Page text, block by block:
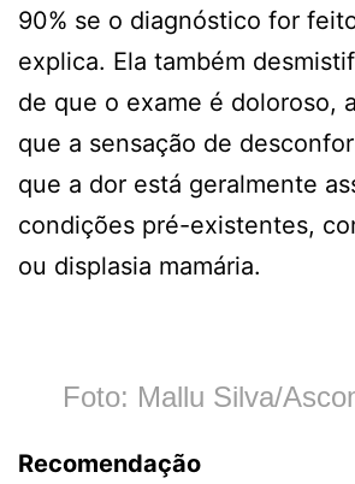
90% se o diagnóstico for
explica. Ela também
de que o exame é doloroso,
que a sensação de
que a dor está geralmente
condições pré-existentes,
ou displasia mamária.
Foto: Mallu Silva/
Recomendação